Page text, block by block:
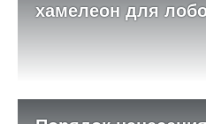
хамелеон для